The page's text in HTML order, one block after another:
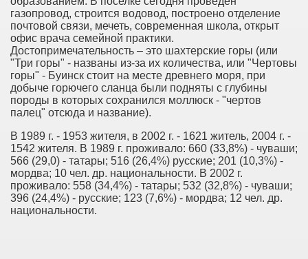
газопровод, строится водовод, построено отделение
почтовой связи, мечеть, современная школа, открыт
офис врача семейной практики.
Достопримечательность – это шахтерские горы (или
"Три горы" - названы из-за их количества, или "Чертовы
горы" - Буинск стоит на месте древнего моря, при
добыче горючего сланца были подняты с глубины
породы в которых сохранился моллюск - "чертов
палец" отсюда и название).
В 1989 г. - 1953 жителя, в 2002 г. - 1621 житель, 2004 г. -
1542 жителя. В 1989 г. проживало: 660 (33,8%) - чуваши;
566 (29,0) - татары; 516 (26,4%) русские; 201 (10,3%) -
мордва; 10 чел. др. национальности. В 2002 г.
проживало: 558 (34,4%) - татары; 532 (32,8%) - чуваши;
396 (24,4%) - русские; 123 (7,6%) - мордва; 12 чел. др.
национальности.